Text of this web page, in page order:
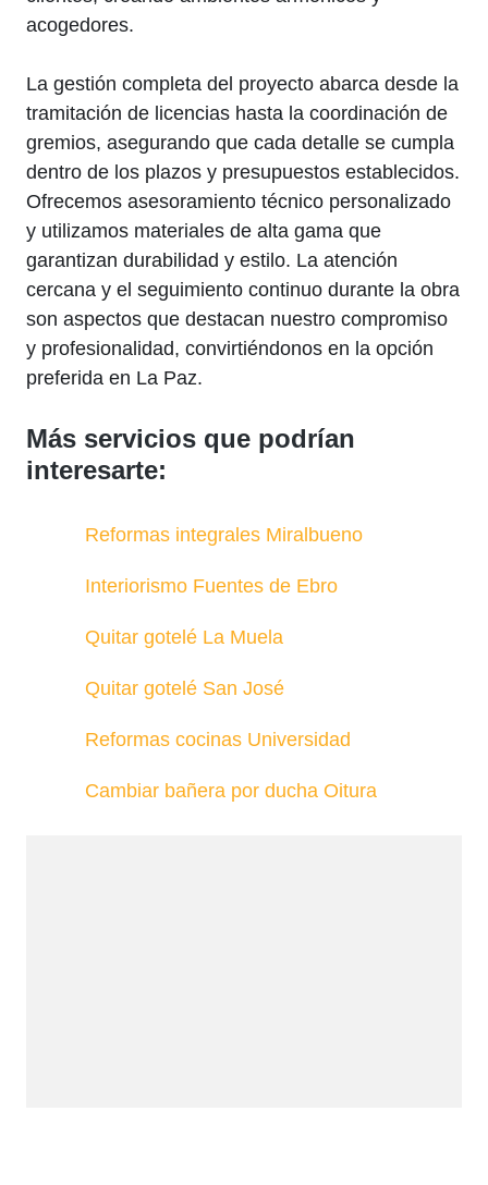
acogedores.
La gestión completa del proyecto abarca desde la
tramitación de licencias hasta la coordinación de
gremios, asegurando que cada detalle se cumpla
dentro de los plazos y presupuestos establecidos.
Ofrecemos asesoramiento técnico personalizado
y utilizamos materiales de alta gama que
garantizan durabilidad y estilo. La atención
cercana y el seguimiento continuo durante la obra
son aspectos que destacan nuestro compromiso
y profesionalidad, convirtiéndonos en la opción
preferida en La Paz.
Más servicios que podrían
interesarte:
Reformas integrales Miralbueno
Interiorismo Fuentes de Ebro
Quitar gotelé La Muela
Quitar gotelé San José
Reformas cocinas Universidad
Cambiar bañera por ducha Oitura